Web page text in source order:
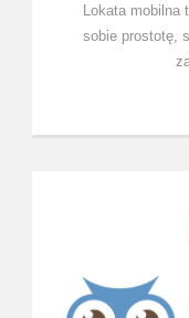
Lokata mobilna
sobie prostotę,